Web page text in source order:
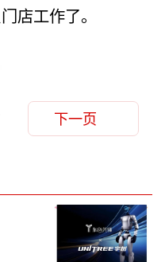
店工作了。
下一页